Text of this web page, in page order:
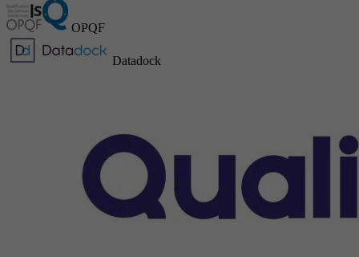
OPQF
Datadock